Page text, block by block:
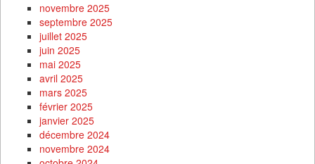
novembre 2025
septembre 2025
juillet 2025
juin 2025
mai 2025
avril 2025
mars 2025
février 2025
janvier 2025
décembre 2024
novembre 2024